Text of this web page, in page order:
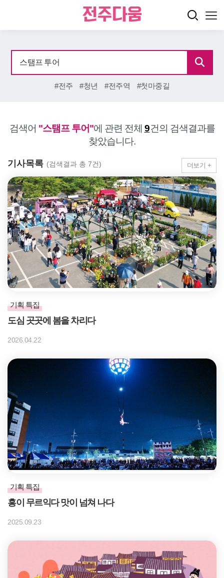
#전주 #청년 #전주역 #첫마중길
검색어 "스탬프 투어"에 관련 전체 9건의 검색결과를
찾았습니다.
기사목록 (검색결과 총 7건) 더보기 +
기획 특집
도심 곳곳에 봄을 차리다
2026.04.22
기획 특집
흥이 무르익다 맛이 넘쳐 나다
2025.09.23